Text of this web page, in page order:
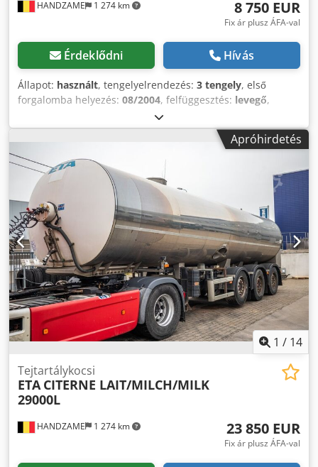
HANDZAME 1 274 km 8 750 EUR
Fix ár plusz ÁFA-val
Érdeklődni Hívás
Állapot: használt, tengelyelrendezés: 3 tengely, első
forgalomba helyezés: 08/2004, felfüggesztés: levegő,
, tengelytáv:
Gyártási év:2004, Gumiabroncs méret: 445/65R22.5 Dedpfx
Asu U Ed Tskwsck Felfüggesztés: légrugózás Meghajtás:
kerék Saját tömeg: 8 320 kg Hasznos teher: 26 680 kg
Megengedett össztömeg: 35 000 kg
Apróhirdetés
1 / 14
HANDZAME 1 274 km
Tejtartálykocsi
ETA CITERNE LAIT/MILCH/MILK
29000L
23 850 EUR
Fix ár plusz ÁFA-val